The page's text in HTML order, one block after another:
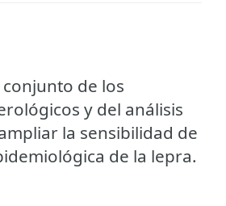
de los
y del análisis
la sensibilidad de
de la lepra.